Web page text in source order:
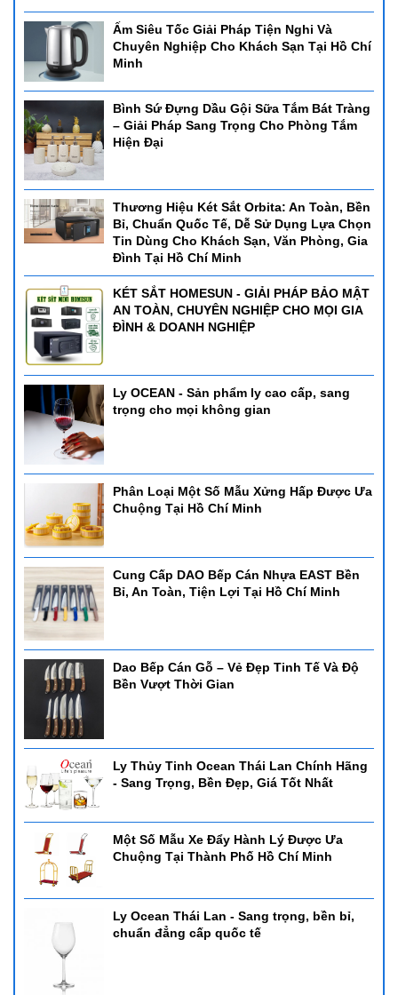
Ấm Siêu Tốc Giải Pháp Tiện Nghi Và
Chuyên Nghiệp Cho Khách Sạn Tại Hồ Chí
Minh
Bình Sứ Đựng Dầu Gội Sữa Tắm Bát Tràng
– Giải Pháp Sang Trọng Cho Phòng Tắm
Hiện Đại
Thương Hiệu Két Sắt Orbita: An Toàn, Bền
Bỉ, Chuẩn Quốc Tế, Dễ Sử Dụng Lựa Chọn
Tin Dùng Cho Khách Sạn, Văn Phòng, Gia
Đình Tại Hồ Chí Minh
KÉT SẮT HOMESUN - GIẢI PHÁP BẢO MẬT
AN TOÀN, CHUYÊN NGHIỆP CHO MỌI GIA
ĐÌNH & DOANH NGHIỆP
Ly OCEAN - Sản phẩm ly cao cấp, sang
trọng cho mọi không gian
Phân Loại Một Số Mẫu Xửng Hấp Được Ưa
Chuộng Tại Hồ Chí Minh
Cung Cấp DAO Bếp Cán Nhựa EAST Bền
Bỉ, An Toàn, Tiện Lợi Tại Hồ Chí Minh
Dao Bếp Cán Gỗ – Vẻ Đẹp Tinh Tế Và Độ
Bền Vượt Thời Gian
Ly Thủy Tinh Ocean Thái Lan Chính Hãng
- Sang Trọng, Bền Đẹp, Giá Tốt Nhất
Một Số Mẫu Xe Đẩy Hành Lý Được Ưa
Chuộng Tại Thành Phố Hồ Chí Minh
Ly Ocean Thái Lan - Sang trọng, bền bỉ,
chuẩn đẳng cấp quốc tế